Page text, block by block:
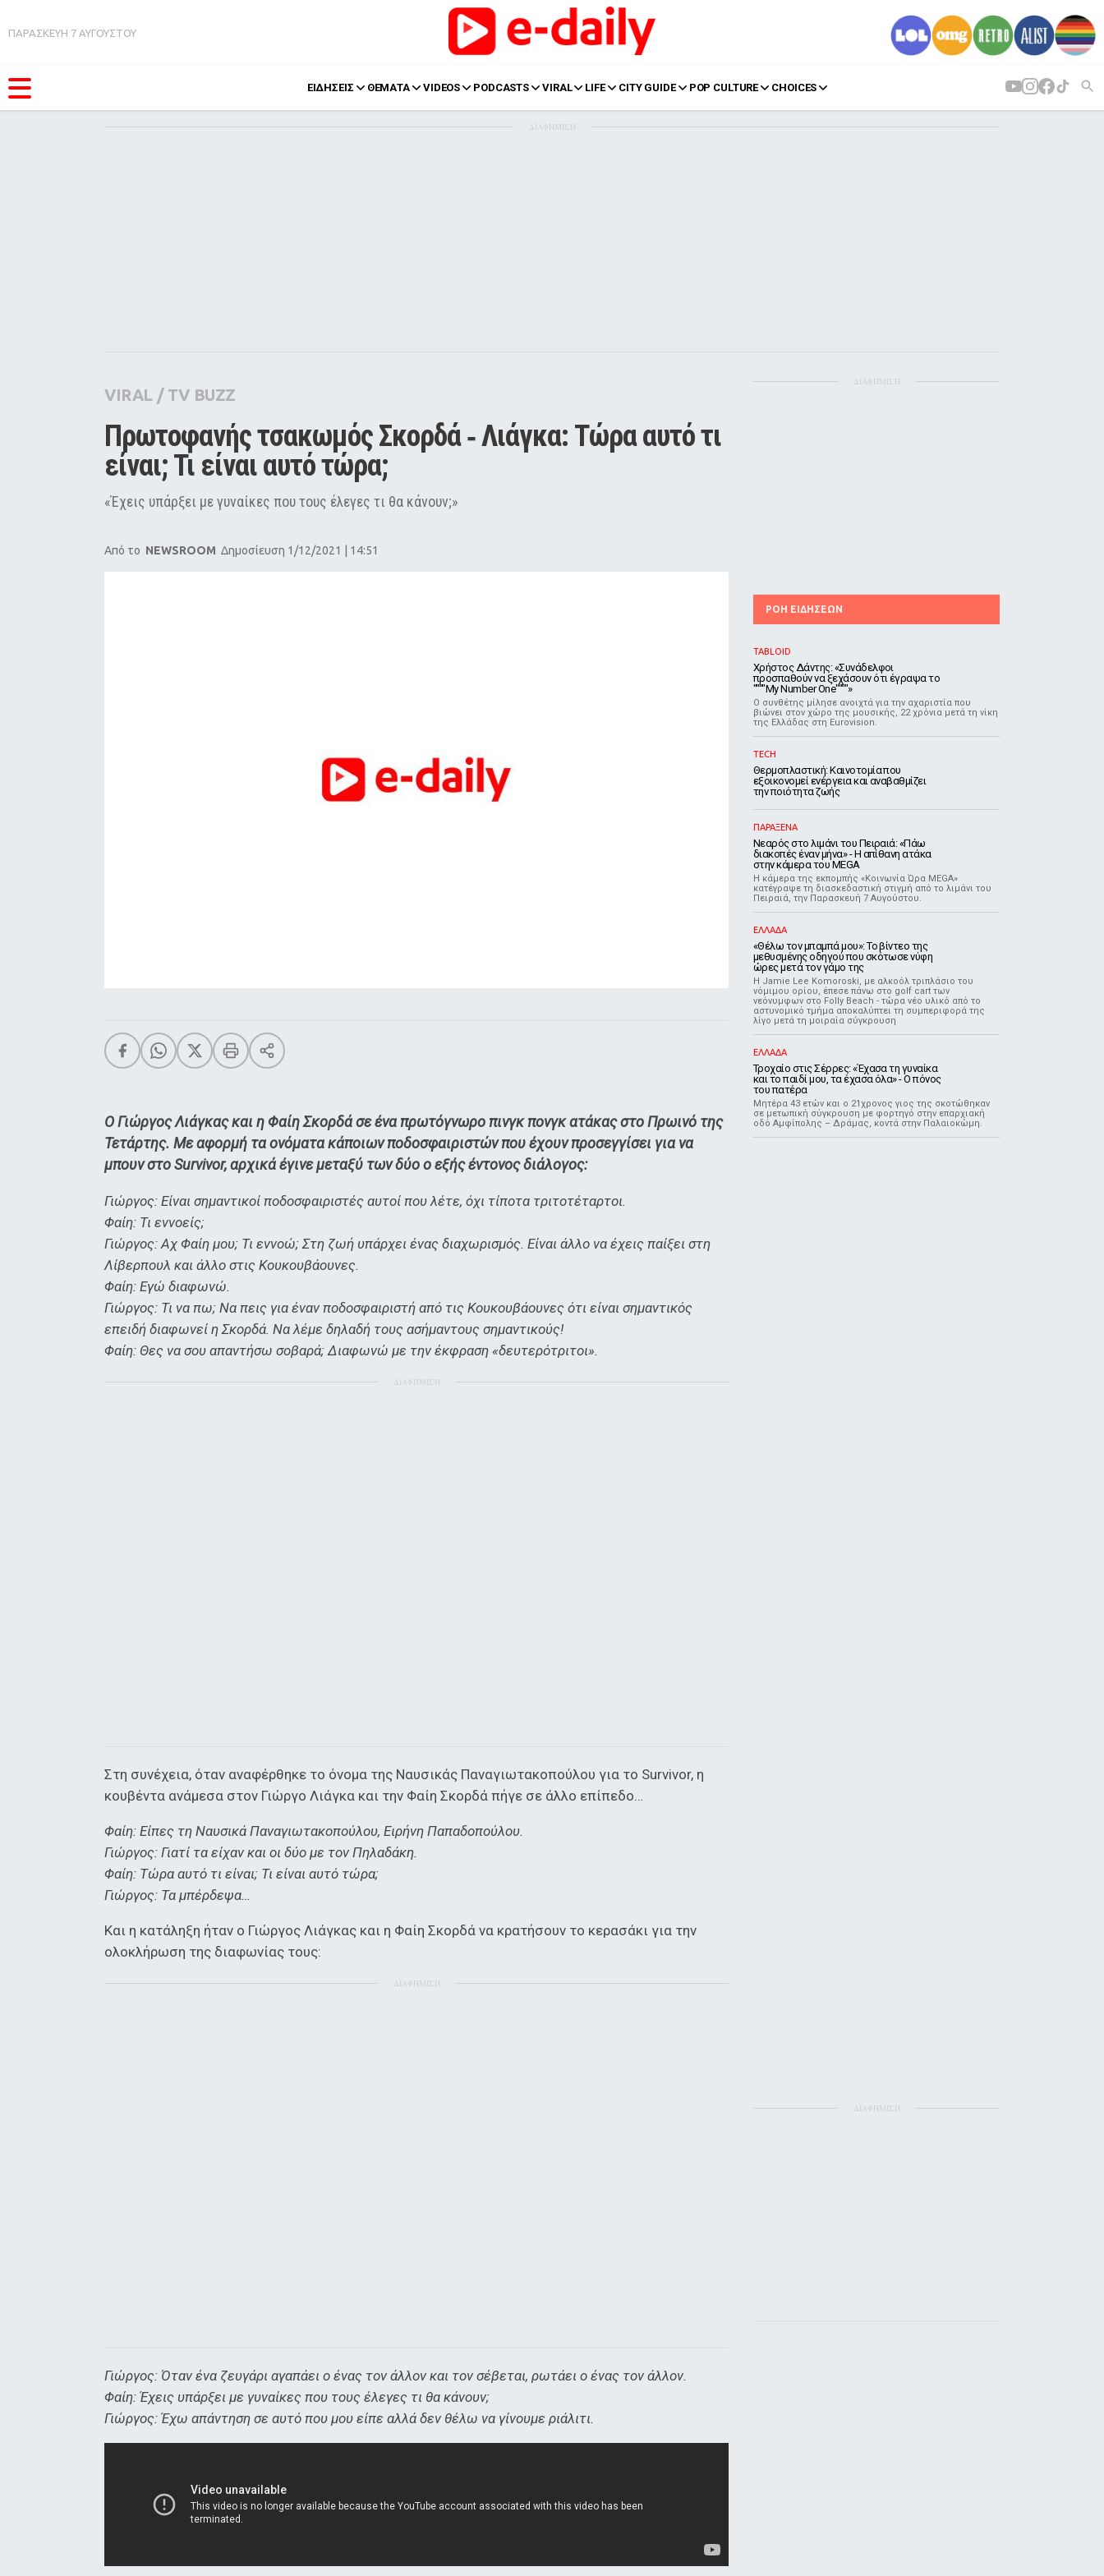
ΠΑΡΑΣΚΕΥΗ 7 ΑΥΓΟΥΣΤΟΥ
ΕΙΔΗΣΕΙΣ ΘΕΜΑΤΑ VIDEOS PODCASTS VIRAL LIFE CITY GUIDE POP CULTURE CHOICES
Pop Culture
Agenda
ΔΙΑΦΗΜΙΣΗ
VIRAL / TV BUZZ
Πρωτοφανής τσακωμός Σκορδά ‑ Λιάγκα: Τώρα αυτό τι
είναι; Τι είναι αυτό τώρα;
«Έχεις υπάρξει με γυναίκες που τους έλεγες τι θα κάνουν;»
Από το NEWSROOM Δημοσίευση 1/12/2021 | 14:51
Ο Γιώργος Λιάγκας και η Φαίη Σκορδά σε ένα πρωτόγνωρο πινγκ πονγκ ατάκας στο Πρωινό της
Τετάρτης. Με αφορμή τα ονόματα κάποιων ποδοσφαιριστών που έχουν προσεγγίσει για να
μπουν στο Survivor, αρχικά έγινε μεταξύ των δύο ο εξής έντονος διάλογος:
Γιώργος: Είναι σημαντικοί ποδοσφαιριστές αυτοί που λέτε, όχι τίποτα τριτοτέταρτοι.
Φαίη: Τι εννοείς;
Γιώργος: Αχ Φαίη μου; Τι εννοώ; Στη ζωή υπάρχει ένας διαχωρισμός. Είναι άλλο να έχεις παίξει στη
Λίβερπουλ και άλλο στις Κουκουβάουνες.
Φαίη: Εγώ διαφωνώ.
Γιώργος: Τι να πω; Να πεις για έναν ποδοσφαιριστή από τις Κουκουβάουνες ότι είναι σημαντικός
επειδή διαφωνεί η Σκορδά. Να λέμε δηλαδή τους ασήμαντους σημαντικούς!
Φαίη: Θες να σου απαντήσω σοβαρά; Διαφωνώ με την έκφραση «δευτερότριτοι».
ΔΙΑΦΗΜΙΣΗ
Στη συνέχεια, όταν αναφέρθηκε το όνομα της Ναυσικάς Παναγιωτακοπούλου για το Survivor, η
κουβέντα ανάμεσα στον Γιώργο Λιάγκα και την Φαίη Σκορδά πήγε σε άλλο επίπεδο…
Φαίη: Είπες τη Ναυσικά Παναγιωτακοπούλου, Ειρήνη Παπαδοπούλου.
Γιώργος: Γιατί τα είχαν και οι δύο με τον Πηλαδάκη.
Φαίη: Τώρα αυτό τι είναι; Τι είναι αυτό τώρα;
Γιώργος: Τα μπέρδεψα…
Και η κατάληξη ήταν ο Γιώργος Λιάγκας και η Φαίη Σκορδά να κρατήσουν το κερασάκι για την
ολοκλήρωση της διαφωνίας τους:
ΔΙΑΦΗΜΙΣΗ
Γιώργος: Όταν ένα ζευγάρι αγαπάει ο ένας τον άλλον και τον σέβεται, ρωτάει ο ένας τον άλλον.
Φαίη: Έχεις υπάρξει με γυναίκες που τους έλεγες τι θα κάνουν;
Γιώργος: Έχω απάντηση σε αυτό που μου είπε αλλά δεν θέλω να γίνουμε ριάλιτι.
ΔΙΑΦΗΜΙΣΗ
ΡΟΗ ΕΙΔΗΣΕΩΝ
TABLOID
Χρήστος Δάντης: «Συνάδελφοι
προσπαθούν να ξεχάσουν ότι έγραψα το
""""My Number One""""»
Ο συνθέτης μίλησε ανοιχτά για την αχαριστία που
βιώνει στον χώρο της μουσικής, 22 χρόνια μετά τη νίκη
της Ελλάδας στη Eurovision.
TECH
Θερμοπλαστική: Καινοτομία που
εξοικονομεί ενέργεια και αναβαθμίζει
την ποιότητα ζωής
ΠΑΡΑΞΕΝΑ
Νεαρός στο λιμάνι του Πειραιά: «Πάω
διακοπές έναν μήνα» - Η απίθανη ατάκα
στην κάμερα του MEGA
Η κάμερα της εκπομπής «Κοινωνία Ώρα MEGA»
κατέγραψε τη διασκεδαστική στιγμή από το λιμάνι του
Πειραιά, την Παρασκευή 7 Αυγούστου.
ΕΛΛΑΔΑ
«Θέλω τον μπαμπά μου»: Το βίντεο της
μεθυσμένης οδηγού που σκότωσε νύφη
ώρες μετά τον γάμο της
Η Jamie Lee Komoroski, με αλκοόλ τριπλάσιο του
νόμιμου ορίου, έπεσε πάνω στο golf cart των
νεόνυμφων στο Folly Beach - τώρα νέο υλικό από το
αστυνομικό τμήμα αποκαλύπτει τη συμπεριφορά της
λίγο μετά τη μοιραία σύγκρουση
ΕΛΛΑΔΑ
Τροχαίο στις Σέρρες: «Έχασα τη γυναίκα
και το παιδί μου, τα έχασα όλα» - Ο πόνος
του πατέρα
Μητέρα 43 ετών και ο 21χρονος γιος της σκοτώθηκαν
σε μετωπική σύγκρουση με φορτηγό στην επαρχιακή
οδό Αμφίπολης – Δράμας, κοντά στην Παλαιοκώμη.
ΔΙΑΦΗΜΙΣΗ